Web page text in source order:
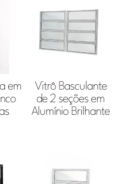
em
Vitrô Basculante
de 2 seções em
Alumínio Brilhante